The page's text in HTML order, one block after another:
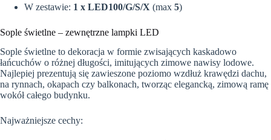
W zestawie: 1 x LED100/G/S/X (max 5)
Sople świetlne – zewnętrzne lampki LED
Sople świetlne to dekoracja w formie zwisających kaskadowo
łańcuchów o różnej długości, imitujących zimowe nawisy lodowe.
Najlepiej prezentują się zawieszone poziomo wzdłuż krawędzi dachu,
na rynnach, okapach czy balkonach, tworząc elegancką, zimową ramę
wokół całego budynku.
Najważniejsze cechy: